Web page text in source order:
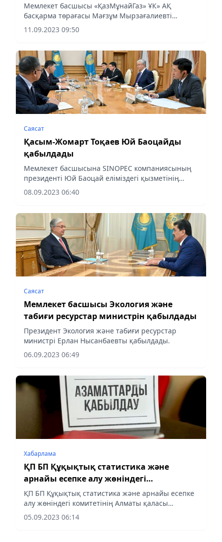
Мемлекет басшысы «ҚазМұнайГаз» ҰК» АҚ
басқарма төрағасы Мағзұм Мырзағалиевті
қабылдады, деп хабарлайды Almaty-akshamy.kz
Ақордаға сілтеме жасап.
11.09.2023 09:50
Саясат
Қасым-Жомарт Тоқаев Юй Баоцайды
қабылдады
Мемлекет басшысына SINOPEC компаниясының
президенті Юй Баоцай еліміздегі қызметінің
қорытындысы және алдағы кезеңге арналған
жоспары жөнінде мәлімет берілді, деп
08.09.2023 06:40
Саясат
Мемлекет басшысы Экология және
табиғи ресурстар министрін қабылдады
Президент Экология және табиғи ресурстар
министрі Ерлан Нысанбаевты қабылдады.
06.09.2023 06:49
Хабарлама
ҚП БП Құқықтық статистика және
арнайы есепке алу жөніндегі
комитетінің қабылдау кестесі
ҚП БП Құқықтық статистика және арнайы есепке
алу жөніндегі комитетінің Алматы қаласы
бойынша департаментінің жеке және заңды
тұлғалардың өкілдерін жеке қабылдау кестесі
05.09.2023 06:14